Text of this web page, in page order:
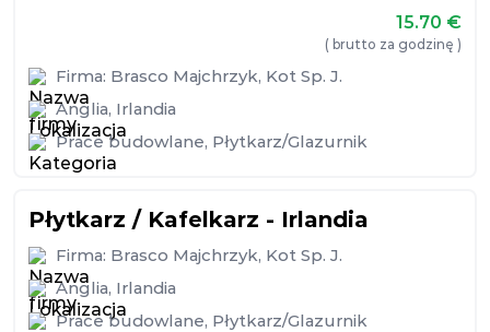
15.70 €
( brutto za godzinę )
Firma: Brasco Majchrzyk, Kot Sp. J.
Anglia, Irlandia
Prace budowlane, Płytkarz/Glazurnik
Płytkarz / Kafelkarz - Irlandia
Firma: Brasco Majchrzyk, Kot Sp. J.
Anglia, Irlandia
Prace budowlane, Płytkarz/Glazurnik